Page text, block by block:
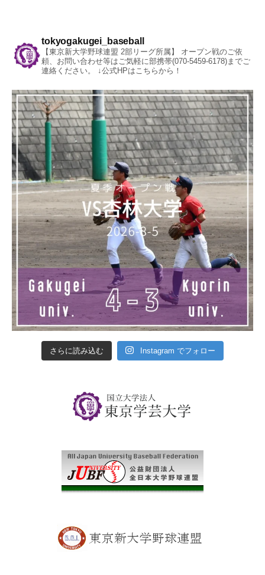
tokyogakugei_baseball
【東京新大学野球連盟 2部リーグ所属】
オープン戦のご依
頼、お問い合わせ等はご気軽に部携帯(070-5459-6178)までご
連絡ください。
↓公式HPはこちらから！
さらに読み込む Instagram でフォロー